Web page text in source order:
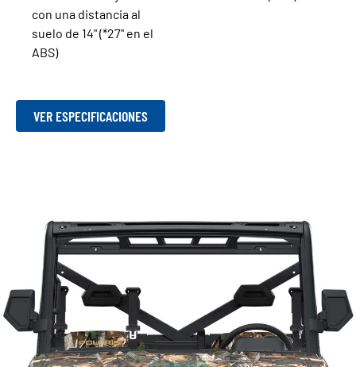
con una distancia al
suelo de 14" (*27" en el
ABS)
VER ESPECIFICACIONES